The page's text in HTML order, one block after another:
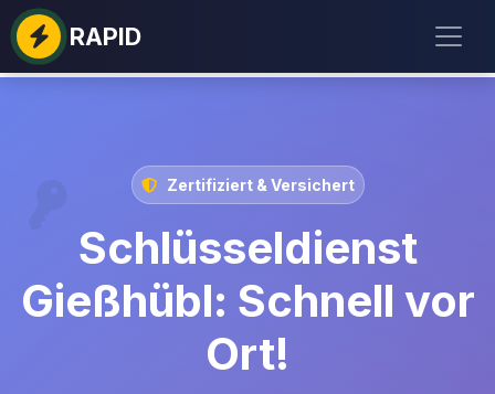
RAPID
Zertifiziert & Versichert
Schlüsseldienst
Gießhübl: Schnell vor
Ort!